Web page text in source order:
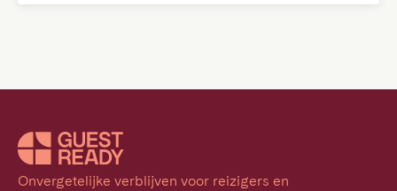
Onvergetelijke verblijven voor reizigers en